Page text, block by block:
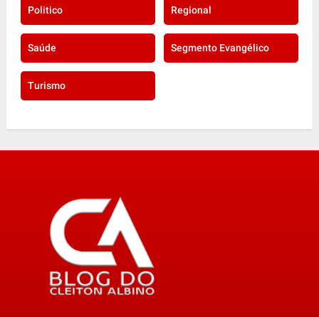
Politico Regional
Saúde Segmento Evangélico
Turismo